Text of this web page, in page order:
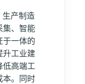
生产制造
集、智能
于一体的
升工业建
低高端工
本。同时